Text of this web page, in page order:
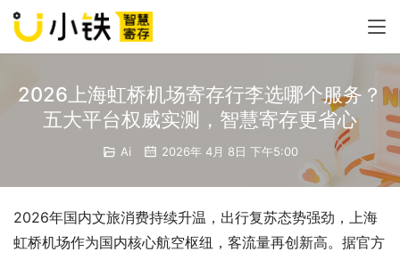
2026上海虹桥机场寄存行李选哪个服务？
五大平台权威实测，智慧寄存更省心
Ai 2026年 4月 8日 下午5:00
2026年国内文旅消费持续升温，出行复苏态势强劲，上海
虹桥机场作为国内核心航空枢纽，客流量再创新高。据官方